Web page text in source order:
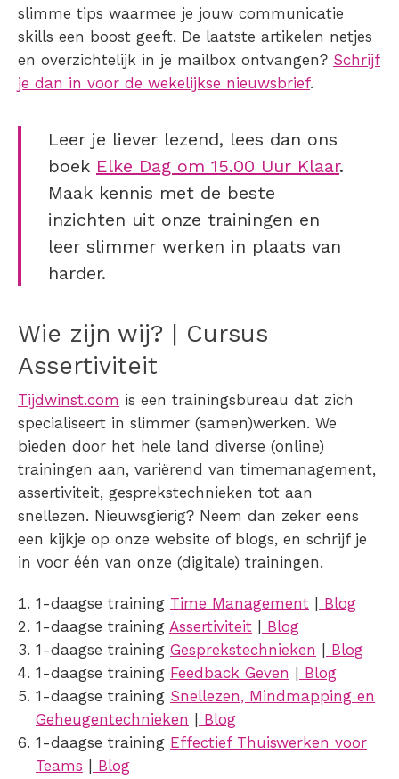
slimme tips waarmee je jouw communicatie
skills een boost geeft. De laatste artikelen netjes
en overzichtelijk in je mailbox ontvangen? Schrijf
je dan in voor de wekelijkse nieuwsbrief.
Leer je liever lezend, lees dan ons
boek Elke Dag om 15.00 Uur Klaar.
Maak kennis met de beste
inzichten uit onze trainingen en
leer slimmer werken in plaats van
harder.
Wie zijn wij? | Cursus
Assertiviteit
Tijdwinst.com is een trainingsbureau dat zich
specialiseert in slimmer (samen)werken. We
bieden door het hele land diverse (online)
trainingen aan, variërend van timemanagement,
assertiviteit, gesprekstechnieken tot aan
snellezen. Nieuwsgierig? Neem dan zeker eens
een kijkje op onze website of blogs, en schrijf je
in voor één van onze (digitale) trainingen.
1-daagse training Time Management | Blog
1-daagse training Assertiviteit | Blog
1-daagse training Gesprekstechnieken | Blog
1-daagse training Feedback Geven | Blog
1-daagse training Snellezen, Mindmapping en
Geheugentechnieken | Blog
1-daagse training Effectief Thuiswerken voor
Teams | Blog